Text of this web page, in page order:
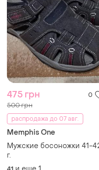
475 грн 0
500 грн
распродажа до 07 авг.
Memphis One
Мужские босоножки 41-
г.